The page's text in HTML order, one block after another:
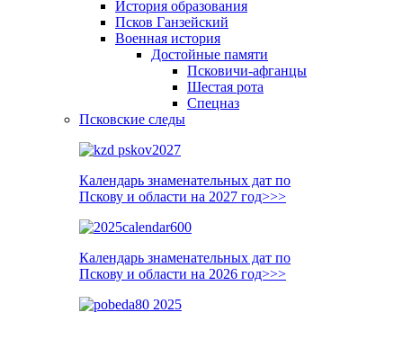
История образования
Псков Ганзейский
Военная история
Достойные памяти
Псковичи-афганцы
Шестая рота
Спецназ
Псковские следы
Календарь знаменательных дат по
Пскову и области на 2027 год>>>
Календарь знаменательных дат по
Пскову и области на 2026 год>>>